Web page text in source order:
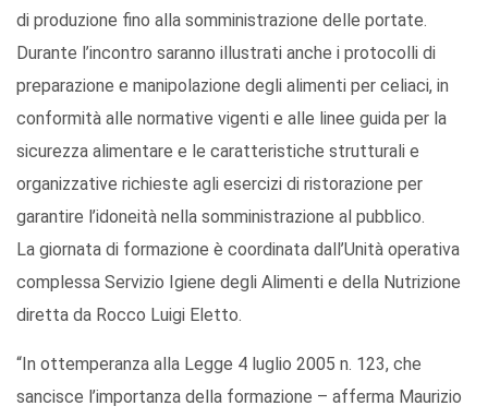
di produzione fino alla somministrazione delle portate.
Durante l’incontro saranno illustrati anche i protocolli di
preparazione e manipolazione degli alimenti per celiaci, in
conformità alle normative vigenti e alle linee guida per la
sicurezza alimentare e le caratteristiche strutturali e
organizzative richieste agli esercizi di ristorazione per
garantire l’idoneità nella somministrazione al pubblico.
La giornata di formazione è coordinata dall’Unità operativa
complessa Servizio Igiene degli Alimenti e della Nutrizione
diretta da Rocco Luigi Eletto.
“In ottemperanza alla Legge 4 luglio 2005 n. 123, che
sancisce l’importanza della formazione – afferma Maurizio